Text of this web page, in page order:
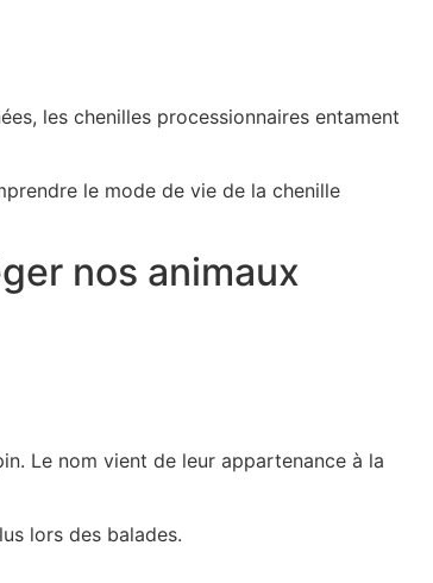
les chenilles processionnaires entament
le mode de vie de la chenille
nos animaux
Le nom vient de leur appartenance à la
lors des balades.